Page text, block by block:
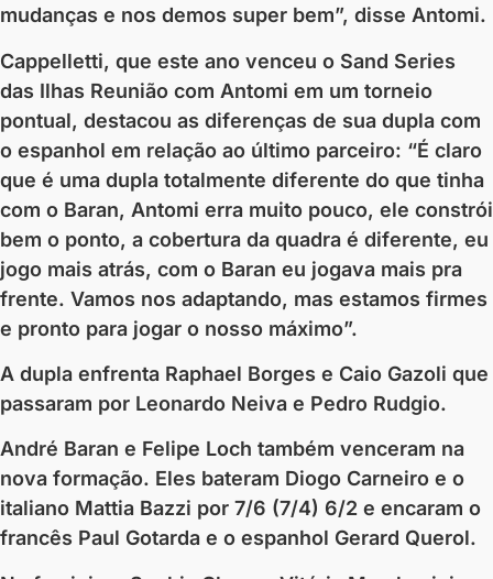
mudanças e nos demos super bem”, disse Antomi.
Cappelletti, que este ano venceu o Sand Series
das Ilhas Reunião com Antomi em um torneio
pontual, destacou as diferenças de sua dupla com
o espanhol em relação ao último parceiro: “É claro
que é uma dupla totalmente diferente do que tinha
com o Baran, Antomi erra muito pouco, ele constrói
bem o ponto, a cobertura da quadra é diferente, eu
jogo mais atrás, com o Baran eu jogava mais pra
frente. Vamos nos adaptando, mas estamos firmes
e pronto para jogar o nosso máximo”.
A dupla enfrenta Raphael Borges e Caio Gazoli que
passaram por Leonardo Neiva e Pedro Rudgio.
André Baran e Felipe Loch também venceram na
nova formação. Eles bateram Diogo Carneiro e o
italiano Mattia Bazzi por 7/6 (7/4) 6/2 e encaram o
francês Paul Gotarda e o espanhol Gerard Querol.